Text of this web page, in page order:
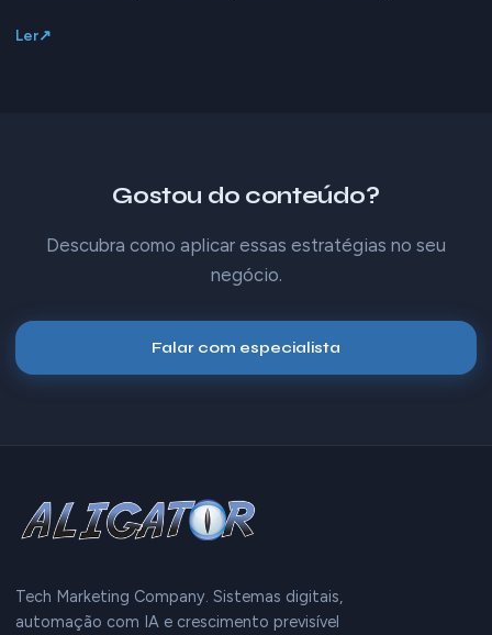
Ler
Gostou do conteúdo?
Descubra como aplicar essas estratégias no seu
negócio.
Falar com especialista
Tech Marketing Company. Sistemas digitais,
automação com IA e crescimento previsível